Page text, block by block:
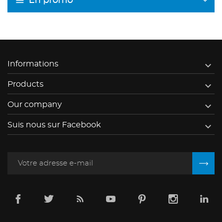
Informations 
Products 
Our company 
Suis nous sur Facebook 